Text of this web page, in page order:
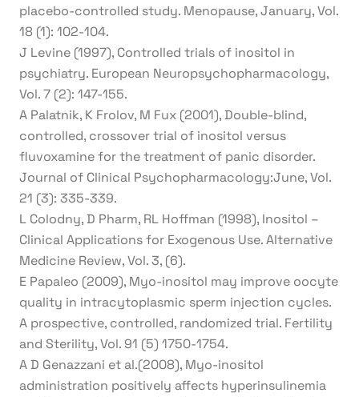
placebo-controlled study. Menopause, January, Vol.
18 (1): 102-104.
J Levine (1997), Controlled trials of inositol in
psychiatry. European Neuropsychopharmacology,
Vol. 7 (2): 147-155.
A Palatnik, K Frolov, M Fux (2001), Double-blind,
controlled, crossover trial of inositol versus
fluvoxamine for the treatment of panic disorder.
Journal of Clinical Psychopharmacology:June, Vol.
21 (3): 335-339.
L Colodny, D Pharm, RL Hoffman (1998), Inositol –
Clinical Applications for Exogenous Use. Alternative
Medicine Review, Vol. 3, (6).
E Papaleo (2009), Myo-inositol may improve oocyte
quality in intracytoplasmic sperm injection cycles.
A prospective, controlled, randomized trial. Fertility
and Sterility, Vol. 91 (5) 1750-1754.
A D Genazzani et al.(2008), Myo-inositol
administration positively affects hyperinsulinemia